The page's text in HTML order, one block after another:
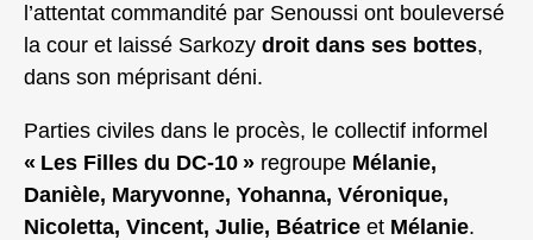
l’attentat commandité par Senoussi ont bouleversé
la cour et laissé Sarkozy droit dans ses bottes,
dans son méprisant déni.
Parties civiles dans le procès, le collectif informel
« Les Filles du DC‑10 » regroupe Mélanie,
Danièle, Maryvonne, Yohanna, Véronique,
Nicoletta, Vincent, Julie, Béatrice et Mélanie.